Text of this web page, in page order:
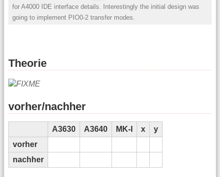
for A4000 IDE interface details. Interestingly the initial design was
going to implement PIO0-2 transfer modes.
Theorie
vorher/nachher
A3630 A3640 MK-I x
y
vorher
nachher